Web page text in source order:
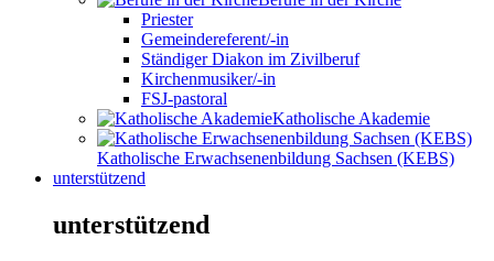
Priester
Gemeindereferent/-in
Ständiger Diakon im Zivilberuf
Kirchenmusiker/-in
FSJ-pastoral
Katholische Akademie
Katholische Erwachsenenbildung Sachsen (KEBS)
unterstützend
unterstützend